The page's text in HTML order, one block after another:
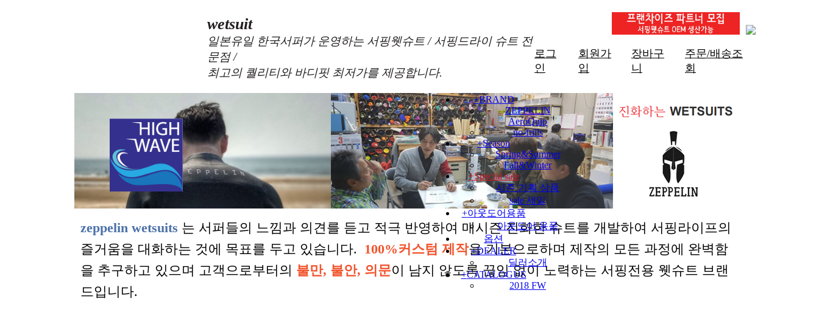
wetsuit
일본유일 한국서퍼가 운영하는 서핑웻슈트 / 서핑드라이 슈트 전
문점 /
최고의 퀄리티와 바디핏 최저가를 제공합니다.
로그
인
회원가
입
장바구
니
주문/배송조
회
+BRAND
ZEPPELIN
AeroQuip
no-frills
+Season
Spring&Summer
Fall&Winter
+Special sale
시즌 기획 상품
sale 세일
+아웃도어용품
아웃도어 용품
옵션
+DEALER
딜러소개
+CATALOGUE
2018 FW
zeppelin wetsuits 는 서퍼들의 느낌과 의견를 듣고 적극 반영하여 매시즌 진화한 슈트를 개발하여 서핑라이프의
즐거움을 대화하는 것에 목표를 두고 있습니다. 100%커스텀 제작을 기본으로하며 제작의 모든 과정에 완벽함
을 추구하고 있으며 고객으로부터의 불만, 불안, 의문이 남지 않도록 끊임 없이 노력하는 서핑전용 웻슈트 브랜
드입니다.